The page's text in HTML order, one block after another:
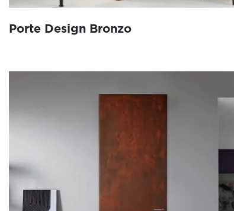
Porte Design Bronzo